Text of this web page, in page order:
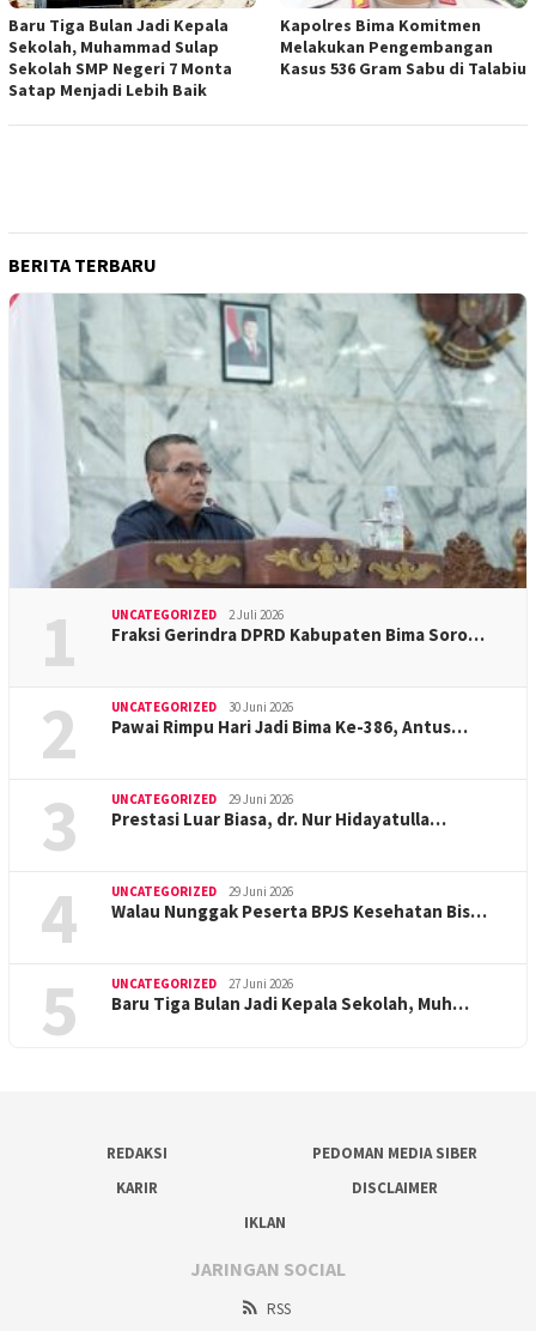
Baru Tiga Bulan Jadi Kepala
Sekolah, Muhammad Sulap
Sekolah SMP Negeri 7 Monta
Satap Menjadi Lebih Baik
Kapolres Bima Komitmen
Melakukan Pengembangan
Kasus 536 Gram Sabu di Talabiu
BERITA TERBARU
1 UNCATEGORIZED 2 Juli 2026
Fraksi Gerindra DPRD Kabupaten Bima Soro…
2 UNCATEGORIZED 30 Juni 2026
Pawai Rimpu Hari Jadi Bima Ke-386, Antus…
3 UNCATEGORIZED 29 Juni 2026
Prestasi Luar Biasa, dr. Nur Hidayatulla…
4 UNCATEGORIZED 29 Juni 2026
Walau Nunggak Peserta BPJS Kesehatan Bis…
5 UNCATEGORIZED 27 Juni 2026
Baru Tiga Bulan Jadi Kepala Sekolah, Muh…
REDAKSI
PEDOMAN MEDIA SIBER
KARIR
DISCLAIMER
IKLAN
JARINGAN SOCIAL
RSS